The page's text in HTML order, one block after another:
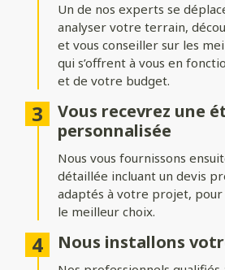
dynamique.
Bombé ou bombé inversé: des
effet plus traditionnel.
Chapeau de gendarme ou chapeau
: une touche classique et raffinée.
Occultation
Adaptez le niveau d’intimité et
Portail plein: : pour une intimité
Portail semi-ajouré
Un de nos experts se
analyser votre terrain,
et vous conseiller sur les
qui s’offrent à vous en
et de votre budget.
Vous recevrez une
personnalisée
Nous vous fournissons
détaillée incluant un devis
adaptés à votre projet, pour
le meilleur choix.
Nous installons